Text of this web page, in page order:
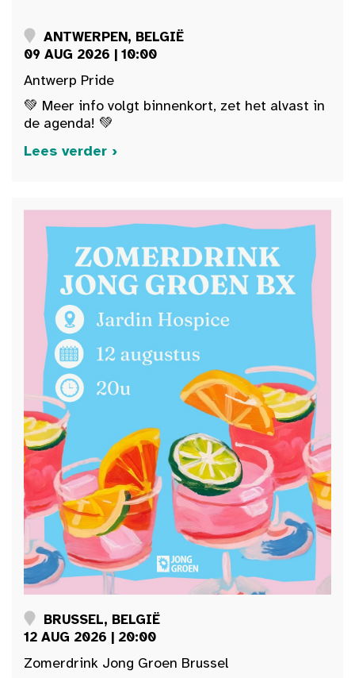
ANTWERPEN, BELGIË
09 AUG 2026 | 10:00
Antwerp Pride
💚 Meer info volgt binnenkort, zet het alvast in
de agenda! 💚
Lees verder ›
BRUSSEL, BELGIË
12 AUG 2026 | 20:00
Zomerdrink Jong Groen Brussel